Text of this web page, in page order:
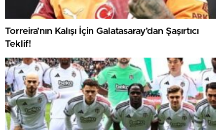
Torreira’nın Kalışı İçin Galatasaray’dan Şaşırtıcı
Teklif!